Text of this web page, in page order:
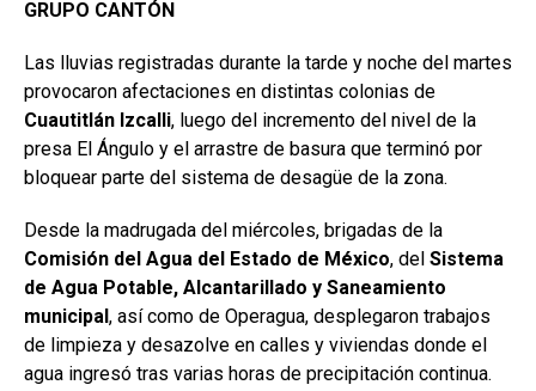
GRUPO CANTÓN
Las lluvias registradas durante la tarde y noche del martes
provocaron afectaciones en distintas colonias de
Cuautitlán Izcalli, luego del incremento del nivel de la
presa El Ángulo y el arrastre de basura que terminó por
bloquear parte del sistema de desagüe de la zona.
Desde la madrugada del miércoles, brigadas de la
Comisión del Agua del Estado de México, del Sistema
de Agua Potable, Alcantarillado y Saneamiento
municipal, así como de Operagua, desplegaron trabajos
de limpieza y desazolve en calles y viviendas donde el
agua ingresó tras varias horas de precipitación continua.